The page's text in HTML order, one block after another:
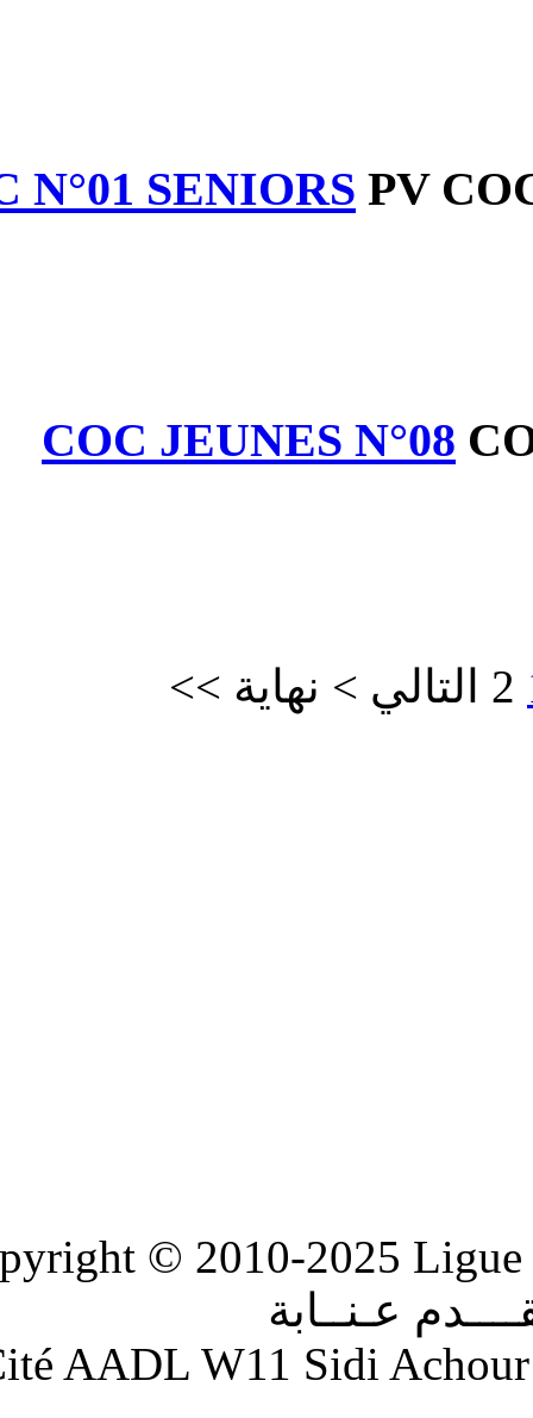
PV COC N°01
COC
نهاية>>
Copyright © 2010-
Adresse : Cité AADL W11